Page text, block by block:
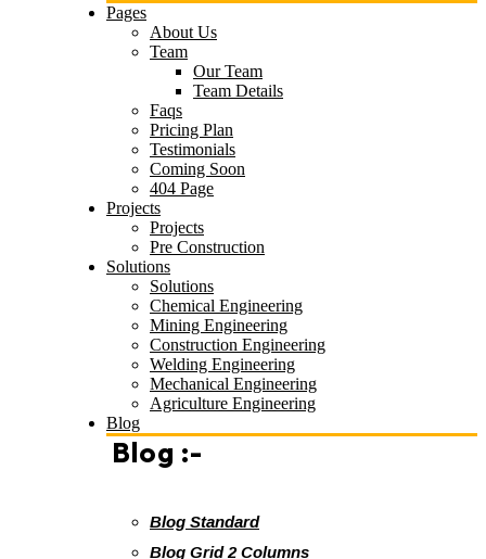
Pages
About Us
Team
Our Team
Team Details
Faqs
Pricing Plan
Testimonials
Coming Soon
404 Page
Projects
Projects
Pre Construction
Solutions
Solutions
Chemical Engineering
Mining Engineering
Construction Engineering
Welding Engineering
Mechanical Engineering
Agriculture Engineering
Blog
Blog :-
Blog Standard
Blog Grid 2 Columns